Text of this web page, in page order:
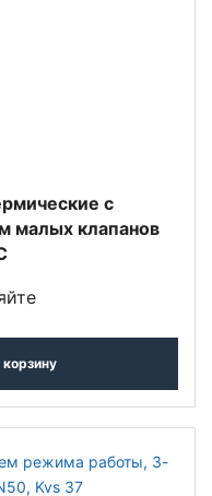
с
малых клапанов
корзину